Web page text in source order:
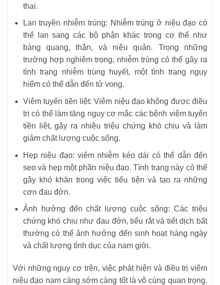
thai.
Lan truyền nhiễm trùng: Nhiễm trùng ở niệu đạo có
thể lan sang các bộ phận khác trong cơ thể như
bàng quang, thận, và niệu quản. Trong những
trường hợp nghiêm trọng, nhiễm trùng có thể gây ra
tình trạng nhiễm trùng huyết, một tình trạng nguy
hiểm có thể dẫn đến tử vong.
Viêm tuyến tiền liệt: Viêm niệu đạo không được điều
trị có thể làm tăng nguy cơ mắc các bệnh viêm tuyến
tiền liệt, gây ra nhiều triệu chứng khó chịu và làm
giảm chất lượng cuộc sống.
Hẹp niệu đạo: viêm nhiễm kéo dài có thể dẫn đến
sẹo và hẹp một phần niệu đạo. Tình trạng này có thể
gây khó khăn trong việc tiểu tiện và tạo ra những
cơn đau đớn.
Ảnh hưởng đến chất lượng cuộc sống: Các triệu
chứng khó chịu như đau đớn, tiểu rắt và tiết dịch bất
thường có thể ảnh hưởng đến sinh hoạt hàng ngày
và chất lượng tình dục của nam giới.
Với những nguy cơ trên, việc phát hiện và điều trị viêm
niệu đạo nam càng sớm càng tốt là vô cùng quan trọng.